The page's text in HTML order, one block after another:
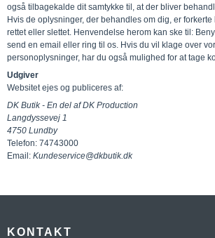
også tilbagekalde dit samtykke til, at der bliver
Hvis de oplysninger, der behandles om dig, er
rettet eller slettet. Henvendelse herom kan ske til:
send en email eller ring til os. Hvis du vil klage over
personoplysninger, har du også mulighed for at tage
Udgiver
Websitet ejes og publiceres af:
DK Butik - En del af DK Production
Langdyssevej 1
4750 Lundby
Telefon: 74743000
Email: Kundeservice@dkbutik.dk
KONTAKT